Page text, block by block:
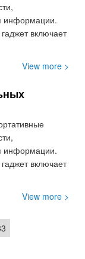
информации.
включает
View more >
информации.
включает
View more >